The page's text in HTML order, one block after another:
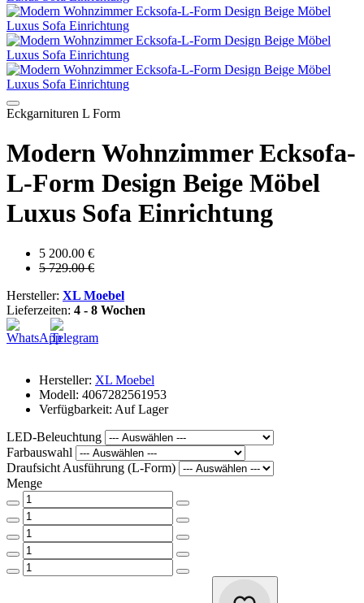
Eckgarnituren L Form
Modern Wohnzimmer Ecksofa-
L-Form Design Beige Möbel
Luxus Sofa Einrichtung
5 200.00 €
5 729.00 €
Hersteller: XL Moebel
Lieferzeiten: 4 - 8 Wochen
Hersteller: XL Moebel
Modell: 4067282561953
Verfügbarkeit: Auf Lager
LED-Beleuchtung
Farbauswahl
Draufsicht Ausführung (L-Form)
Menge